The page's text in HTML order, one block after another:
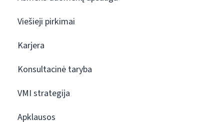
Viešieji pirkimai
Karjera
Konsultacinė taryba
VMI strategija
Apklausos